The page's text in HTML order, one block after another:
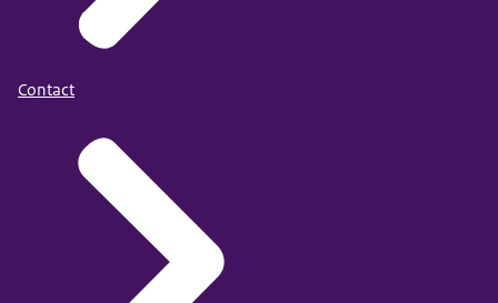
Contact